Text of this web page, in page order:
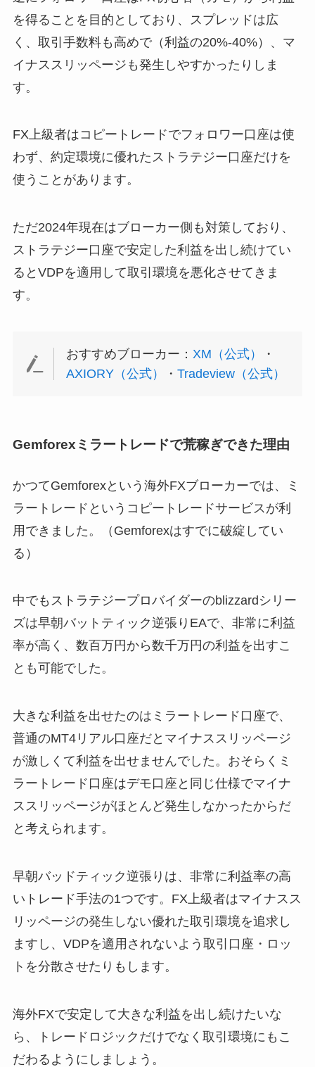
を得ることを目的としており、スプレッドは広
く、取引手数料も高めで（利益の20%-40%）、マ
イナススリッページも発生しやすかったりしま
す。
FX上級者はコピートレードでフォロワー口座は使
わず、約定環境に優れたストラテジー口座だけを
使うことがあります。
ただ2024年現在はブローカー側も対策しており、
ストラテジー口座で安定した利益を出し続けてい
るとVDPを適用して取引環境を悪化させてきま
す。
おすすめブローカー：XM（公式）
・
AXIORY（公式）
・Tradeview（公式）
Gemforexミラートレードで荒稼ぎできた理由
かつてGemforexという海外FXブローカーでは、ミ
ラートレードというコピートレードサービスが利
用できました。（Gemforexはすでに破綻してい
る）
中でもストラテジープロバイダーのblizzardシリー
ズは早朝バットティック逆張りEAで、非常に利益
率が高く、数百万円から数千万円の利益を出すこ
とも可能でした。
大きな利益を出せたのはミラートレード口座で、
普通のMT4リアル口座だとマイナススリッページ
が激しくて利益を出せませんでした。おそらくミ
ラートレード口座はデモ口座と同じ仕様でマイナ
ススリッページがほとんど発生しなかったからだ
と考えられます。
早朝バッドティック逆張りは、非常に利益率の高
いトレード手法の1つです。FX上級者はマイナスス
リッページの発生しない優れた取引環境を追求し
ますし、VDPを適用されないよう取引口座・ロッ
トを分散させたりもします。
海外FXで安定して大きな利益を出し続けたいな
ら、トレードロジックだけでなく取引環境にもこ
だわるようにしましょう。